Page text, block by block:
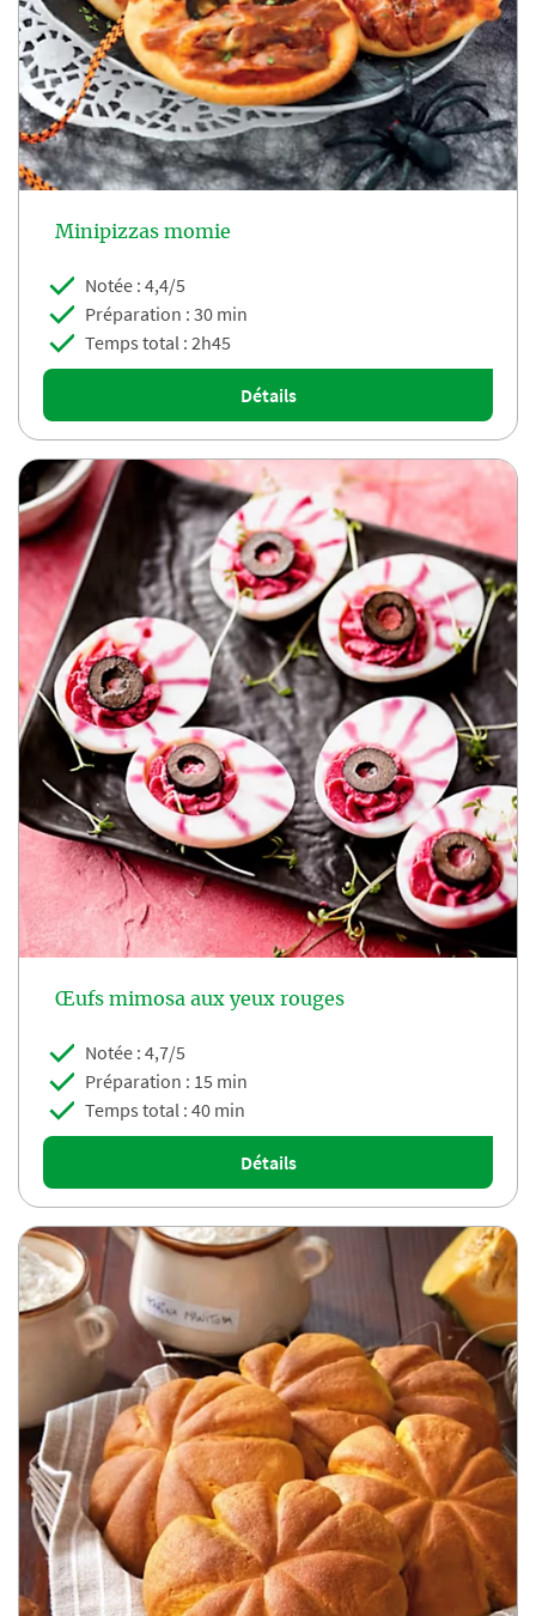
Minipizzas momie
Notée : 4,4/5
Préparation : 30 min
Temps total : 2h45
Détails
Œufs mimosa aux yeux rouges
Notée : 4,7/5
Préparation : 15 min
Temps total : 40 min
Détails